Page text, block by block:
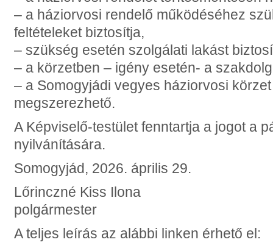
– a háziorvosi rendelő működéséhez
feltételeket biztosítja,
– szükség esetén szolgálati lakást
– a körzetben – igény esetén- a
– a Somogyjádi vegyes háziorvosi
megszerezhető.
A Képviselő-testület fenntartja a jogot a
nyilvánítására.
Somogyjád, 2026. április 29.
Lőrinczné Kiss Ilona
polgármester
A teljes leírás az alábbi linken érhető el: